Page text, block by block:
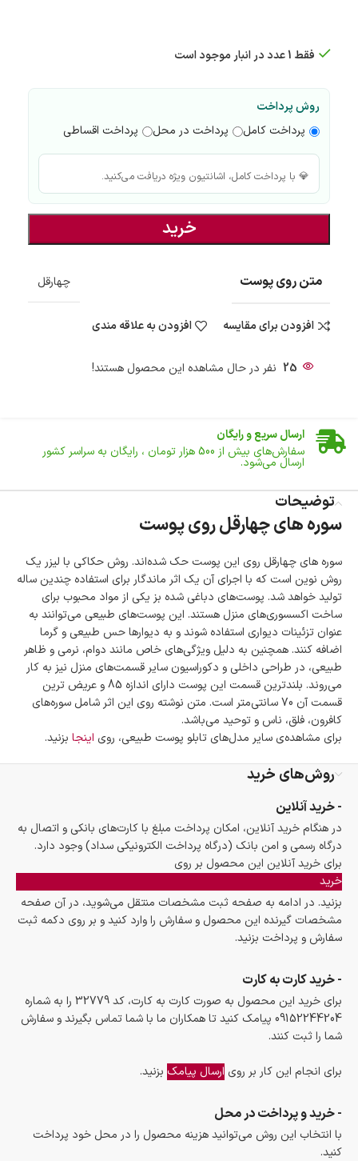
فقط 1 عدد در انبار موجود است
روش پرداخت
پرداخت کامل
پرداخت در محل پرداخت اقساطی
💎 با پرداخت کامل، اشانتیون ویژه دریافت می‌کنید.
خرید
متن روی پوست چهارقل
افزودن برای مقایسه افزودن به علاقه مندی
25 نفر در حال مشاهده این محصول هستند!
ارسال سریع و رایگان
سفارش‌های بیش از 500 هزار تومان ، رایگان به سراسر کشور
ارسال می‌شود.
تا 14 روز پس از تحویل کالا می‌توانید آن را برگشت دهید.
امکان پرداخت در محل
وجود دارد.
امکان پرداخت اقساطی
خرید اقساطی با شرایط آسان و بدون ضامن امکان‌پذیر
است.
ضمانت اصالت کالا
گارانتی معتبر برای تمامی محصولات ارائه می‌شود.
توضیحات
سوره های چهارقل روی پوست
سوره های چهارقل روی این پوست حک شده‌اند. روش حکاکی با لیزر یک
روش نوین است که با اجرای آن یک اثر ماندگار برای استفاده چندین ساله
تولید خواهد شد. پوست‌های دباغی شده بز یکی از مواد محبوب برای
ساخت اکسسوری‌های منزل هستند. این پوست‌های طبیعی می‌توانند به
عنوان تزئینات دیواری استفاده شوند و به دیوارها حس طبیعی و گرما
اضافه کنند. همچنین به دلیل ویژگی‌های خاص مانند دوام، نرمی و ظاهر
طبیعی، در طراحی داخلی و دکوراسیون سایر قسمت‌های منزل نیز به کار
می‌روند. بلندترین قسمت این پوست دارای اندازه 85 و عریض ترین
قسمت آن 70 سانتی‌متر است. متن نوشته روی این اثر شامل سوره‌های
کافرون، فلق، ناس و توحید می‌باشد.
برای مشاهده‌ی سایر مدل‌های تابلو پوست طبیعی، روی اینجا بزنید.
روش‌های خرید
- خرید آنلاین
در هنگام خرید آنلاین، امکان پرداخت مبلغ با کارت‌های بانکی و اتصال به
درگاه رسمی و امن بانک (درگاه پرداخت الکترونیکی سداد) وجود دارد.
برای خرید آنلاین این محصول بر روی
خرید
بزنید. در ادامه به صفحه ثبت مشخصات منتقل می‌شوید، در آن صفحه
مشخصات گیرنده این محصول و سفارش را وارد کنید و بر روی دکمه ثبت
سفارش و پرداخت بزنید.
- خرید کارت به کارت
برای خرید این محصول به صورت کارت به کارت، کد 32779 را به شماره
09152244204 پیامک کنید تا همکاران ما با شما تماس بگیرند و سفارش
شما را ثبت کنند.
برای انجام این کار بر روی ارسال پیامک بزنید.
- خرید و پرداخت در محل
با انتخاب این روش می‌توانید هزینه محصول را در محل خود پرداخت
کنید.